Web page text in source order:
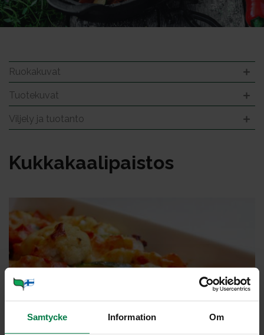
Samtycke Information Om
Ruokakuvat
Tuotekuvat
Viljely ja tuotanto
Kuk­ka­kaa­li­pais­tos